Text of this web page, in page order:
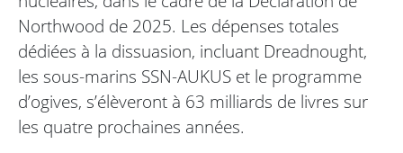
Northwood de 2025. Les dépenses totales
dédiées à la dissuasion, incluant Dreadnought,
les sous-marins SSN-AUKUS et le programme
d’ogives, s’élèveront à 63 milliards de livres sur
les quatre prochaines années.